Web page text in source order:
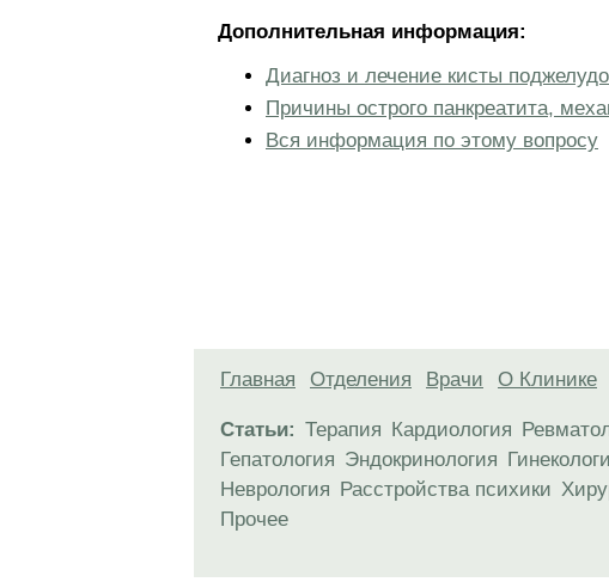
Дополнительная информация:
Диагноз и лечение кисты
Причины острого панкреатита,
Вся информация по этому вопросу
Главная Отделения Врачи О Клинике
Статьи: Терапия Кардиология
Гепатология Эндокринология
Неврология Расстройства психики
Прочее